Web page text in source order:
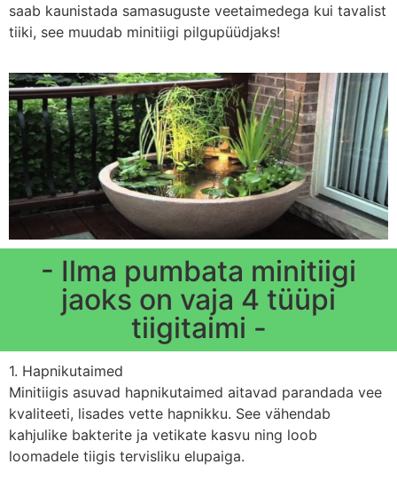
saab kaunistada samasuguste veetaimedega kui tavalist
tiiki, see muudab minitiigi pilgupüüdjaks!
- Ilma pumbata minitiigi
jaoks on vaja 4 tüüpi
tiigitaimi -
1. Hapnikutaimed
Minitiigis asuvad hapnikutaimed aitavad parandada vee
kvaliteeti, lisades vette hapnikku. See vähendab
kahjulike bakterite ja vetikate kasvu ning loob
loomadele tiigis tervisliku elupaiga.